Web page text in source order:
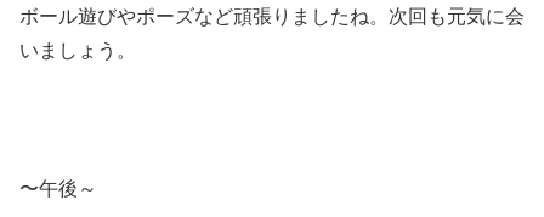
ボール遊びやポーズなど頑張りましたね。次回も元気に会
いましょう。
〜午後～